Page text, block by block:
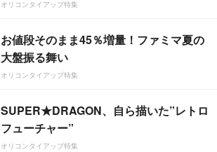
オリコンタイアップ特集
お値段そのまま45％増量！ファミマ夏の
大盤振る舞い
オリコンタイアップ特集
SUPER★DRAGON、自ら描いた”レトロ
フューチャー”
オリコンタイアップ特集